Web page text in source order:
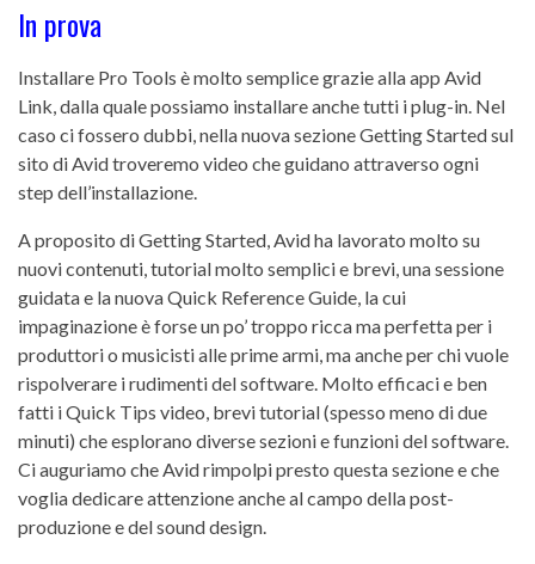
In prova
Installare Pro Tools è molto semplice grazie alla app Avid
Link, dalla quale possiamo installare anche tutti i plug-in. Nel
caso ci fossero dubbi, nella nuova sezione Getting Started sul
sito di Avid troveremo video che guidano attraverso ogni
step dell’installazione.
A proposito di Getting Started, Avid ha lavorato molto su
nuovi contenuti, tutorial molto semplici e brevi, una sessione
guidata e la nuova Quick Reference Guide, la cui
impaginazione è forse un po’ troppo ricca ma perfetta per i
produttori o musicisti alle prime armi, ma anche per chi vuole
rispolverare i rudimenti del software. Molto efficaci e ben
fatti i Quick Tips video, brevi tutorial (spesso meno di due
minuti) che esplorano diverse sezioni e funzioni del software.
Ci auguriamo che Avid rimpolpi presto questa sezione e che
voglia dedicare attenzione anche al campo della post-
produzione e del sound design.